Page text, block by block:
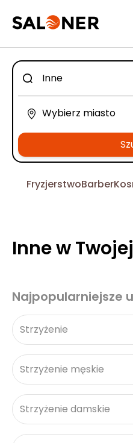
FryzjerstwoBarber
Inne w
Najpopularniejsze
Strzyżenie
Strzyżenie męskie
Strzyżenie damskie